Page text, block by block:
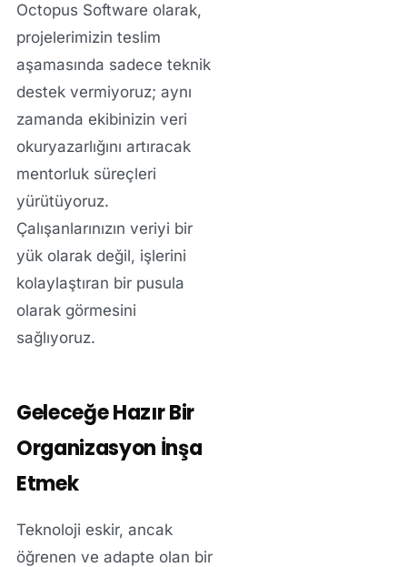
Octopus Software olarak,
projelerimizin teslim
aşamasında sadece teknik
destek vermiyoruz; aynı
zamanda ekibinizin veri
okuryazarlığını artıracak
mentorluk süreçleri
yürütüyoruz.
Çalışanlarınızın veriyi bir
yük olarak değil, işlerini
kolaylaştıran bir pusula
olarak görmesini
sağlıyoruz.
Geleceğe Hazır Bir
Organizasyon İnşa
Etmek
Teknoloji eskir, ancak
öğrenen ve adapte olan bir